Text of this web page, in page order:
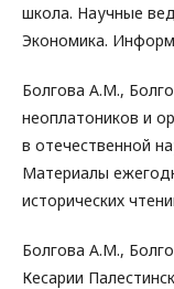
школа. Научные
Экономика.
Болгова А.М.,
неоплатоников и
в отечественной
Материалы
исторических
Болгова А.М.,
Кесарии